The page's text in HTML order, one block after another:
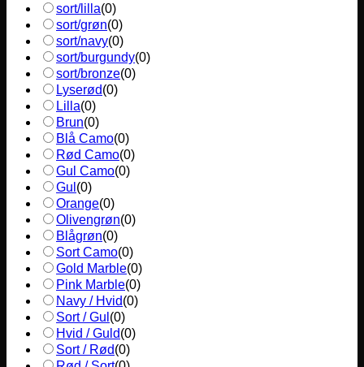
sort/lilla(0)
sort/grøn(0)
sort/navy(0)
sort/burgundy(0)
sort/bronze(0)
Lyserød(0)
Lilla(0)
Brun(0)
Blå Camo(0)
Rød Camo(0)
Gul Camo(0)
Gul (0)
Orange(0)
Olivengrøn(0)
Blågrøn(0)
Sort Camo(0)
Gold Marble(0)
Pink Marble(0)
Navy / Hvid(0)
Sort / Gul (0)
Hvid / Guld(0)
Sort / Rød(0)